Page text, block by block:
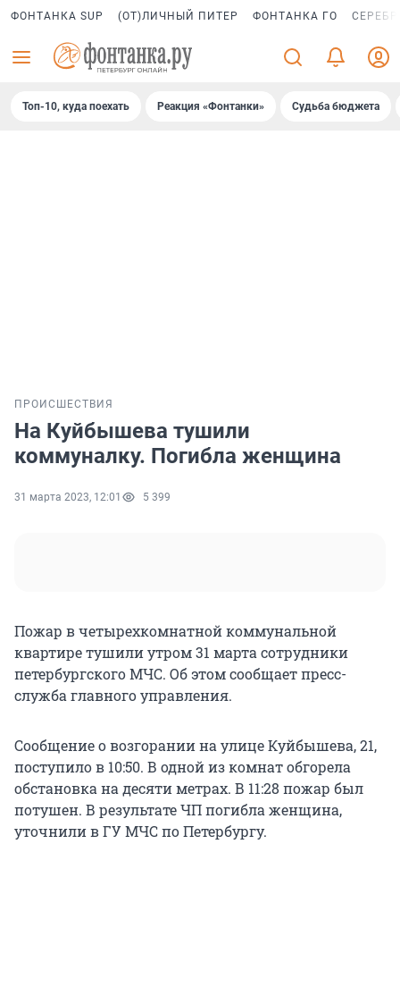
ФОНТАНКА SUP (ОТ)ЛИЧНЫЙ ПИТЕР ФОНТАНКА ГО
Топ-10, куда поехать Реакция «Фонтанки» Судьба бюджета
ПРОИСШЕСТВИЯ
На Куйбышева тушили
коммуналку. Погибла женщина
31 марта 2023, 12:01 5 399
Пожар в четырехкомнатной коммунальной
квартире тушили утром 31 марта сотрудники
петербургского МЧС. Об этом сообщает пресс-
служба главного управления.
Сообщение о возгорании на улице Куйбышева, 21,
поступило в 10:50. В одной из комнат обгорела
обстановка на десяти метрах. В 11:28 пожар был
потушен. В результате ЧП погибла женщина,
уточнили в ГУ МЧС по Петербургу.